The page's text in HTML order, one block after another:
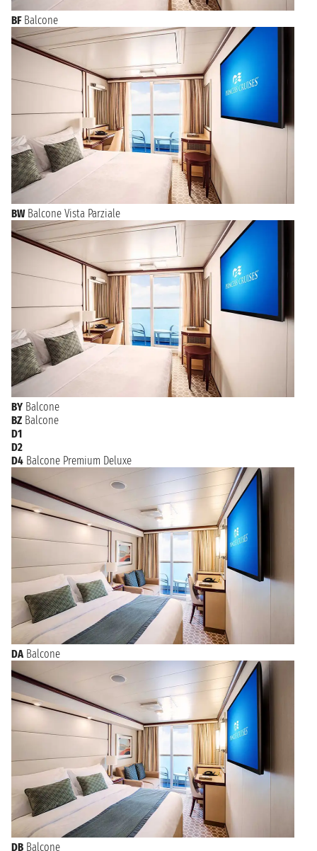
BF Balcone
BW Balcone Vista Parziale
BY Balcone
BZ Balcone
D1
D2
D4 Balcone Premium Deluxe
DA Balcone
DB Balcone